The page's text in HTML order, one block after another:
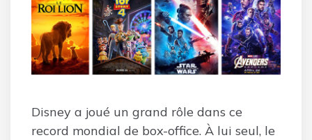
Disney a joué un grand rôle dans ce
record mondial de box-office. À lui seul, le